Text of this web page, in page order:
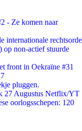
- Ze komen naar
internationale rechtsorde
op non-actief stuurde
front in Oekraïne #31
pluggen.
27 Augustus Netflix/YT
oorlogsschepen: 120